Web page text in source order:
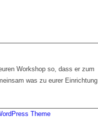
Workshop so, dass er zum
was zu eurer Einrichtung
Theme